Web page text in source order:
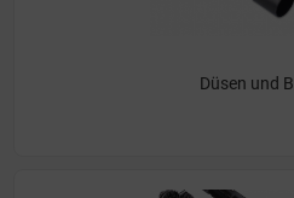
Düsen und